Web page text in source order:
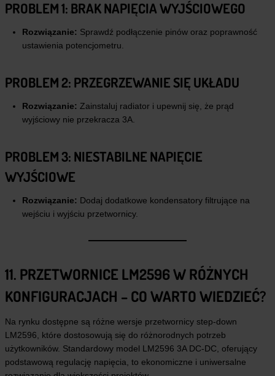
PROBLEM 1: BRAK NAPIĘCIA WYJŚCIOWEGO
Rozwiązanie: Sprawdź podłączenie pinów oraz poprawność
ustawienia potencjometru.
PROBLEM 2: PRZEGRZEWANIE SIĘ UKŁADU
Rozwiązanie: Zainstaluj radiator i upewnij się, że prąd
wyjściowy nie przekracza 3A.
PROBLEM 3: NIESTABILNE NAPIĘCIE
WYJŚCIOWE
Rozwiązanie: Dodaj dodatkowe kondensatory filtrujące na
wejściu i wyjściu przetwornicy.
11. PRZETWORNICE LM2596 W RÓŻNYCH
KONFIGURACJACH – CO WARTO WIEDZIEĆ?
Na rynku dostępne są różne wersje przetwornicy step-down
LM2596, które dostosowują się do różnorodnych potrzeb
użytkowników. Standardowy model LM2596 3A DC-DC, oferujący
podstawową regulację napięcia, to ekonomiczne i uniwersalne